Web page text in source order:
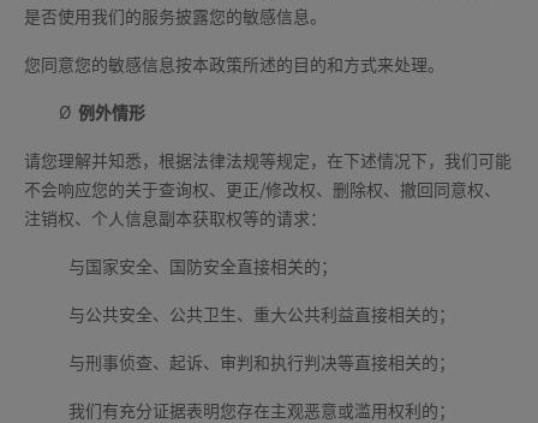
是否使用我们的服务披露您的敏感信息。
您同意您的敏感信息按本政策所述的目的和方式来处理。
Ø 例外情形
请您理解并知悉，根据法律法规等规定，在下述情况下，我们可能
不会响应您的关于查询权、更正/修改权、删除权、撤回同意权、
注销权、个人信息副本获取权等的请求：
与国家安全、国防安全直接相关的；
与公共安全、公共卫生、重大公共利益直接相关的；
与刑事侦查、起诉、审判和执行判决等直接相关的；
我们有充分证据表明您存在主观恶意或滥用权利的；